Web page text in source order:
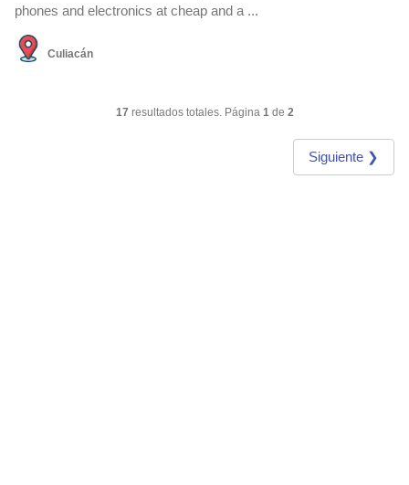
phones and electronics at cheap and a ...
Culiacán
17 resultados totales. Página 1de 2
Siguiente ❯